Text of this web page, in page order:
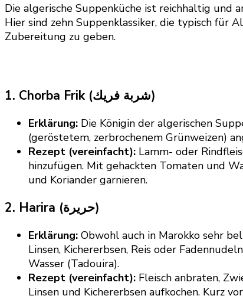
Die algerische Suppenküche ist reichhaltig und
Hier sind zehn Suppenklassiker, die typisch für
Zubereitung zu geben.
1. Chorba Frik (شربة فريك)
Erklärung: Die Königin der algerischen
(geröstetem, zerbrochenem Grünweizen)
Rezept (vereinfacht): Lamm- oder
hinzufügen. Mit gehackten Tomaten und
und Koriander garnieren.
2. Harira (حريرة)
Erklärung: Obwohl auch in Marokko sehr
Linsen, Kichererbsen, Reis oder
Wasser (Tadouira).
Rezept (vereinfacht): Fleisch anbraten,
Linsen und Kichererbsen aufkochen. Kurz